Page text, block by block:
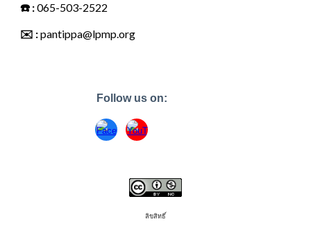
☎️ :065-503-2522
✉️ :pantippa@lpmp.org
Follow us on:
ลิขสิทธิ์